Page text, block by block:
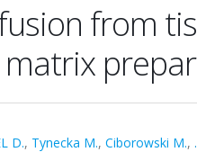
from
D., Tynecka M., Ciborowski M.,